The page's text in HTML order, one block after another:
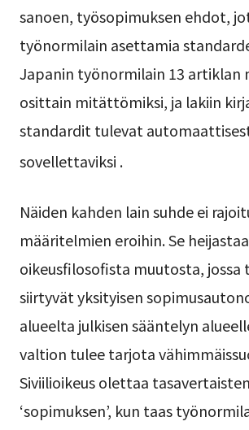
sanoen, työsopimuksen ehdot,
työnormilain asettamia
Japanin työnormilain 13 artiklan
osittain mitättömiksi, ja lakiin
standardit tulevat
sovellettaviksi .
Näiden kahden lain suhde ei
määritelmien eroihin. Se heijastaa
oikeusfilosofista muutosta, jossa
siirtyvät yksityisen
alueelta julkisen sääntelyn
valtion tulee tarjota
Siviilioikeus olettaa
‘sopimuksen’, kun taas